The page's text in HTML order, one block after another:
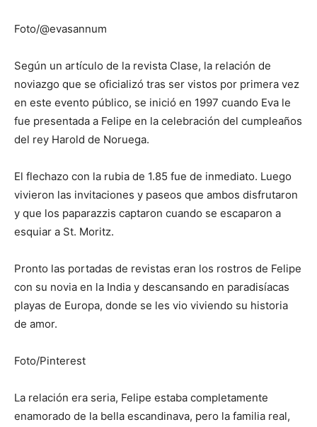
Foto/@evasannum
Según un artículo de la revista Clase, la relación de
noviazgo que se oficializó tras ser vistos por primera vez
en este evento público, se inició en 1997 cuando Eva le
fue presentada a Felipe en la celebración del cumpleaños
del rey Harold de Noruega.
El flechazo con la rubia de 1.85 fue de inmediato. Luego
vivieron las invitaciones y paseos que ambos disfrutaron
y que los paparazzis captaron cuando se escaparon a
esquiar a St. Moritz.
Pronto las portadas de revistas eran los rostros de Felipe
con su novia en la India y descansando en paradisíacas
playas de Europa, donde se les vio viviendo su historia
de amor.
Foto/Pinterest
La relación era seria, Felipe estaba completamente
enamorado de la bella escandinava, pero la familia real,